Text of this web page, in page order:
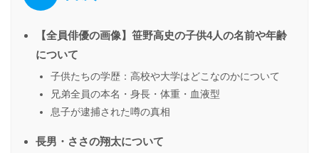
【全員俳優の画像】笹野高史の子供4人の名前や年齢
について
子供たちの学歴：高校や大学はどこなのかについて
兄弟全員の本名・身長・体重・血液型
息子が逮捕された噂の真相
長男・ささの翔太について